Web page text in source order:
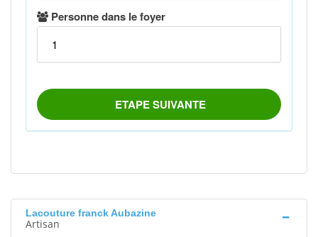
Lacouture franck Aubazine
Artisan